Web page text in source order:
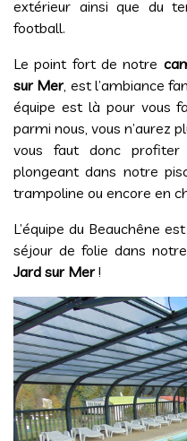
extérieur ainsi que du
football.
Le point fort de notre
sur Mer, est l’ambiance
équipe est là pour vous
parmi nous, vous n’aurez
vous faut donc
plongeant dans notre
trampoline ou encore en
L’équipe du Beauchêne
séjour de folie dans notre
Jard sur Mer!